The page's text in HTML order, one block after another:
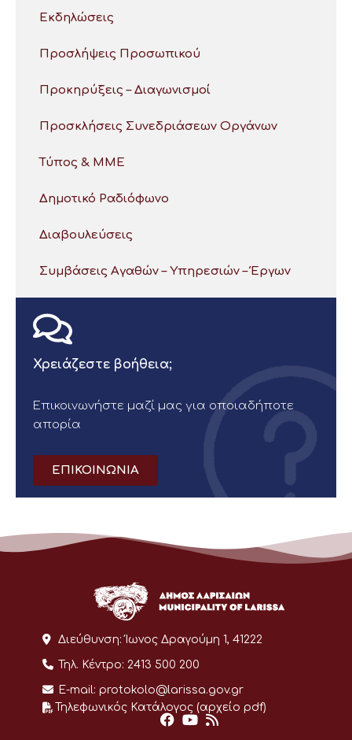
Εκδηλώσεις
Προσλήψεις Προσωπικού
Προκηρύξεις – Διαγωνισμοί
Προσκλήσεις Συνεδριάσεων Οργάνων
Τύπος & ΜΜΕ
Δημοτικό Ραδιόφωνο
Διαβουλεύσεις
Συμβάσεις Αγαθών – Υπηρεσιών – Έργων
Χρειάζεστε βοήθεια;
Επικοινωνήστε μαζί μας για οποιαδήποτε
απορία
ΕΠΙΚΟΙΝΩΝΙΑ
Διεύθυνση: Ίωνος Δραγούμη 1, 41222
Τηλ. Κέντρο: 2413 500 200
E-mail: protokolo@larissa.gov.gr
Τηλεφωνικός Κατάλογος (αρχείο pdf)